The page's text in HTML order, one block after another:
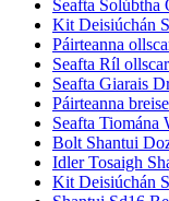
Seafta Solúbtha
Kit Deisiúchán
Páirteanna
Seafta Ríl
Seafta Giarais
Páirteanna
Seafta Tiomána
Bolt Shantui
Idler Tosaigh
Kit Deisiúchán